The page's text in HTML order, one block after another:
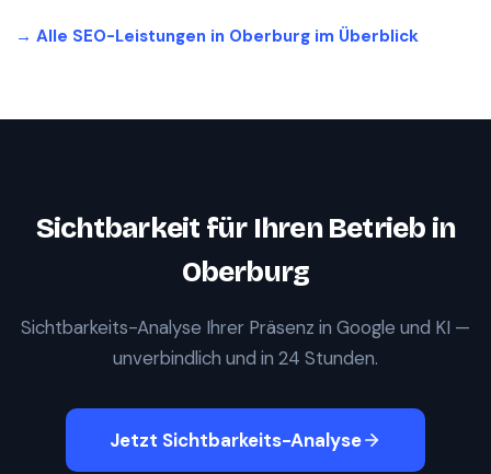
→ Alle SEO-Leistungen in Oberburg im Überblick
Sichtbarkeit für Ihren Betrieb in
Oberburg
Sichtbarkeits-Analyse Ihrer Präsenz in Google und KI —
unverbindlich und in 24 Stunden.
Jetzt Sichtbarkeits-Analyse